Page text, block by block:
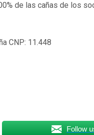
de las cañas de los
CNP: 11.448
Follow